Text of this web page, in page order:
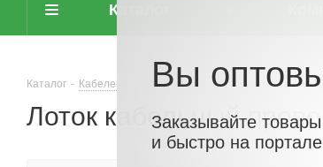
Каталог
Каталог - Кабеленесущие системы (системы для
Лоток кабельный
Вы
Заказывайте
и быстро на